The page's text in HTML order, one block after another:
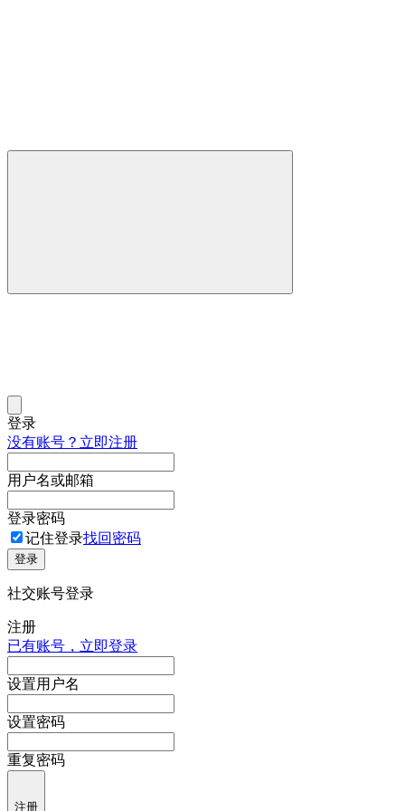
登录
没有账号？立即注册
用户名或邮箱
登录密码
记住登录找回密码
登录
社交账号登录
注册
已有账号，立即登录
设置用户名
设置密码
重复密码
注册